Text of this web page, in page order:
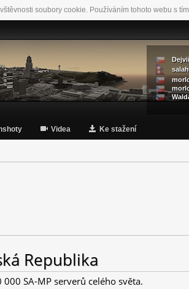
soubory cookie. Používáním tohoto webu s
Videa Ke stažení
Republika
SA-MP serverů celého světa.